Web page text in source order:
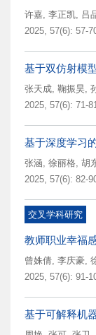
许嘉, 李正凯, 吕
2025, 57(6): 57-
基于双仿射模
张天成, 鞠振昊,
2025, 57(6): 71-
基于深度学习
张涵, 徐丽格, 胡
2025, 57(6): 82-
交叉学科研究
教师职业幸福
曾姝倩, 李庆豪,
2025, 57(6): 91-
基于可解释机